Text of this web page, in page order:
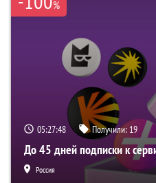
%
05:27:47 Получили: 19
До 45 дней подписки к
Россия